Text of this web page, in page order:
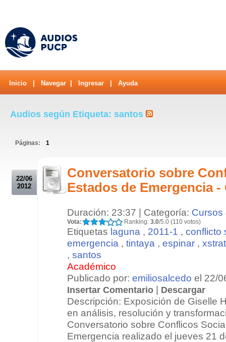
Inicio Navegar Ingresar Ayuda
Audios según Etiqueta: santos
Páginas: 1
22/06
2012
Conversatorio sobre
Estados de Emergencia -
Duración: 23:37 | Categoría: Cursos
Vota: Ranking: 3.0/5.0 (110 votos)
Etiquetas laguna , 2011-1 , conflicto
emergencia , tintaya , espinar ,
, santos
Académico
Publicado por: emiliosalcedo el 22/
Insertar Comentario | Descargar
Descripción: Exposición de Giselle
en análisis, resolución y
Conversatorio sobre Conflicos
Emergencia realizado el jueves 21